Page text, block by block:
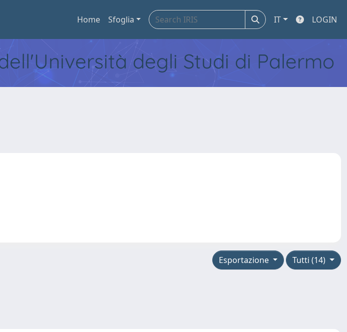
Home Sfoglia IT LOGIN
degli Studi di Palermo
Tutti (14)
Esportazione